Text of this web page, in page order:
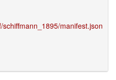
manifest.json